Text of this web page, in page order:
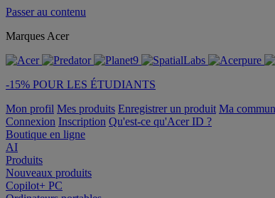
Passer au contenu
Marques Acer
-15% POUR LES ÉTUDIANTS
Mon profil Mes produits Enregistrer un produit Ma
Connexion Inscription Qu'est-ce qu'Acer ID ?
Boutique en ligne
AI
Produits
Nouveaux produits
Copilot+ PC